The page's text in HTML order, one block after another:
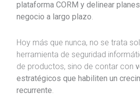
plataforma CORM y delinear
negocio a largo plazo
Hoy más que nunca, no se trata
herramienta de seguridad
de productos, sino de contar con
estratégicos que habiliten un
recurrente